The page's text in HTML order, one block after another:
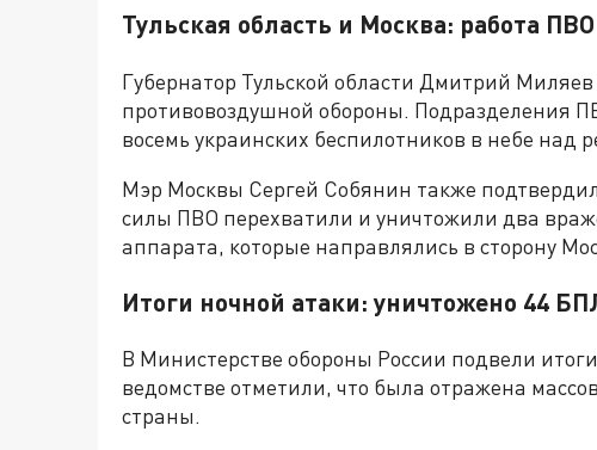
Тульская область и Москва: работа ПВО
Губернатор Тульской области Дмитрий
противовоздушной обороны. Подразделения
восемь украинских беспилотников в небе над
Мэр Москвы Сергей Собянин также
силы ПВО перехватили и уничтожили два
аппарата, которые направлялись в сторону
Итоги ночной атаки: уничтожено 44
В Министерстве обороны России подвели
ведомстве отметили, что была отражена
страны.